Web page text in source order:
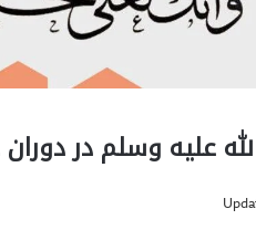
علیه وسلم در